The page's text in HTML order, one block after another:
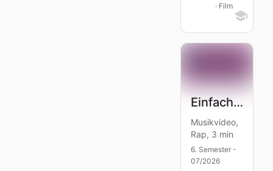
· Film
Einfach Rap
Musikvideo,
Rap, 3 min
6. Semester -
07/2026